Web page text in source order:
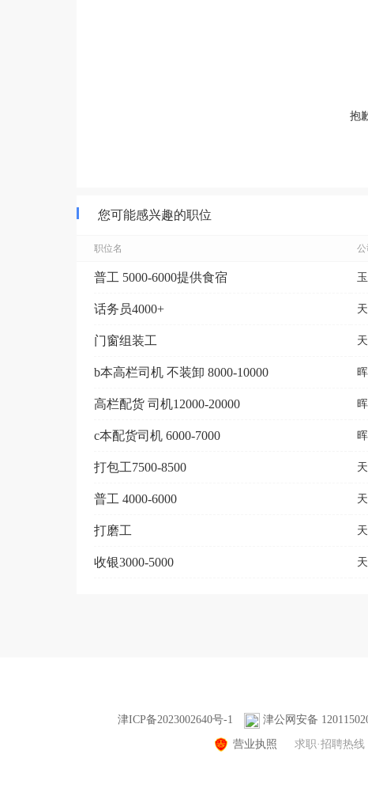
抱
您可能感兴趣的职位
职位名 公
普工 5000-6000提供食宿
话务员4000+
门窗组装工
b本高栏司机 不装卸 8000-10000
高栏配货 司机12000-20000
c本配货司机 6000-7000
打包工7500-8500
普工 4000-6000
打磨工
收银3000-5000
津ICP备2023002640号-1 津公网安备
营业执照 求职·招聘热线